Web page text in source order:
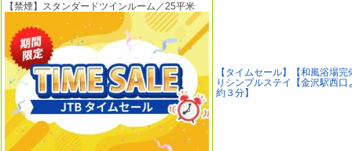
【禁煙】スタンダードツインルーム／25平米
【タイムセール】【和風浴場完
りシンプルステイ【金沢駅西口
約３分】